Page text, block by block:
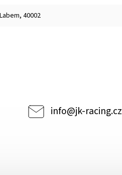
40002
info@jk-racing.cz